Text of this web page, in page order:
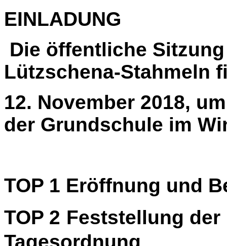
EINLADUNG
Die öffentliche
Lützschena-Stahmeln
12. November 2018,
der Grundschule im
TOP 1 Eröffnung und
TOP 2 Feststellung